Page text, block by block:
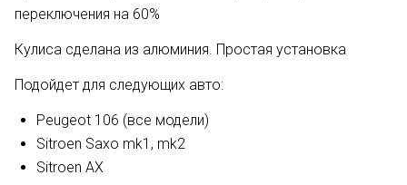
переключения на 60%
Кулиса сделана из алюминия. Простая установка
Подойдет для следующих авто:
Peugeot 106 (все модели)
Sitroen Saxo mk1, mk2
Sitroen AX